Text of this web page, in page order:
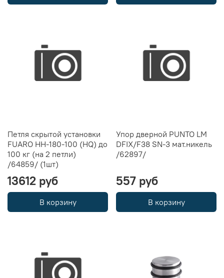
Петля скрытой установки
FUARO HH-180-100 (HQ) до
100 кг (на 2 петли)
/64859/ (1шт)
13612 руб
В корзину
Упор дверной PUNTO LM
DFIX/F38 SN-3 мат.никель
/62897/
557 руб
В корзину